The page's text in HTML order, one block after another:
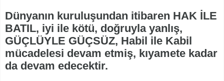
Dünyanın kuruluşundan itibaren HAK İLE
BATIL, iyi ile kötü, doğruyla yanlış,
GÜÇLÜYLE GÜÇSÜZ, Habil ile Kabil
mücadelesi devam etmiş, kıyamete kadar
da devam edecektir.